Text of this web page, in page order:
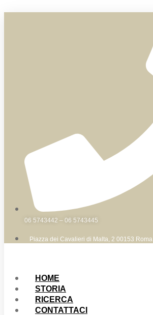
06 5743442 – 06 5743445
Piazza dei Cavalieri di Malta, 2 00153 Roma
HOME
STORIA
RICERCA
CONTATTACI